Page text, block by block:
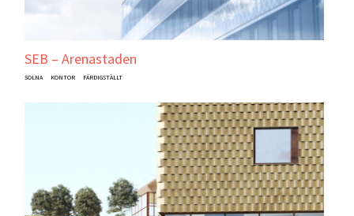
SEB – Arenastaden
SOLNA KONTOR FÄRDIGSTÄLLT